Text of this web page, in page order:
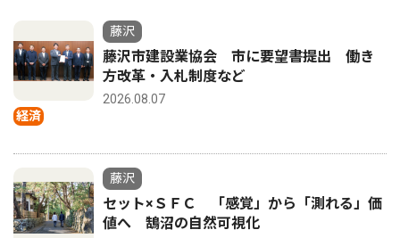
経済
藤沢
藤沢市建設業協会 市に要望書提出 働き
方改革・入札制度など
2026.08.07
藤沢
セット×ＳＦＣ 「感覚」から「測れる」価
値へ 鵠沼の自然可視化